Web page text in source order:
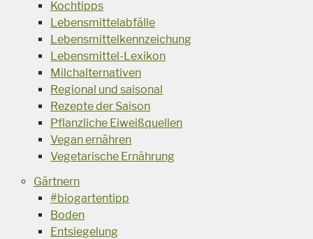
Kochtipps
Lebensmittelabfälle
Lebensmittelkennzeichung
Lebensmittel-Lexikon
Milchalternativen
Regional und saisonal
Rezepte der Saison
Pflanzliche Eiweißquellen
Vegan ernähren
Vegetarische Ernährung
Gärtnern
#biogartentipp
Boden
Entsiegelung